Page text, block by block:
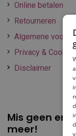
Online betalen
Retourneren
Algemene
Privacy & Cookie
Disclaimer
Mis geen
meer!